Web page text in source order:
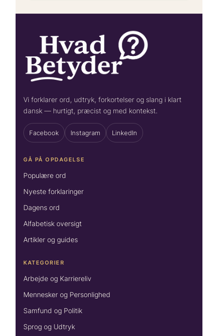
Vi forklarer ord, udtryk, forkortelser og slang i klart
dansk — hurtigt, præcist og med kontekst.
Facebook Instagram LinkedIn
GÅ PÅ OPDAGELSE
Populære ord
Nyeste forklaringer
Dagens ord
Alfabetisk oversigt
Artikler og guides
KATEGORIER
Arbejde og Karriereliv
Mennesker og Personlighed
Samfund og Politik
Sprog og Udtryk